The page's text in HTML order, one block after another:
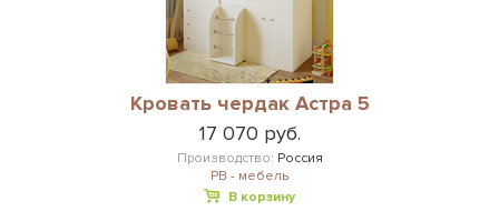
Кровать чердак Астра 5
17 070 руб.
Производство: Россия
РВ - мебель
В корзину